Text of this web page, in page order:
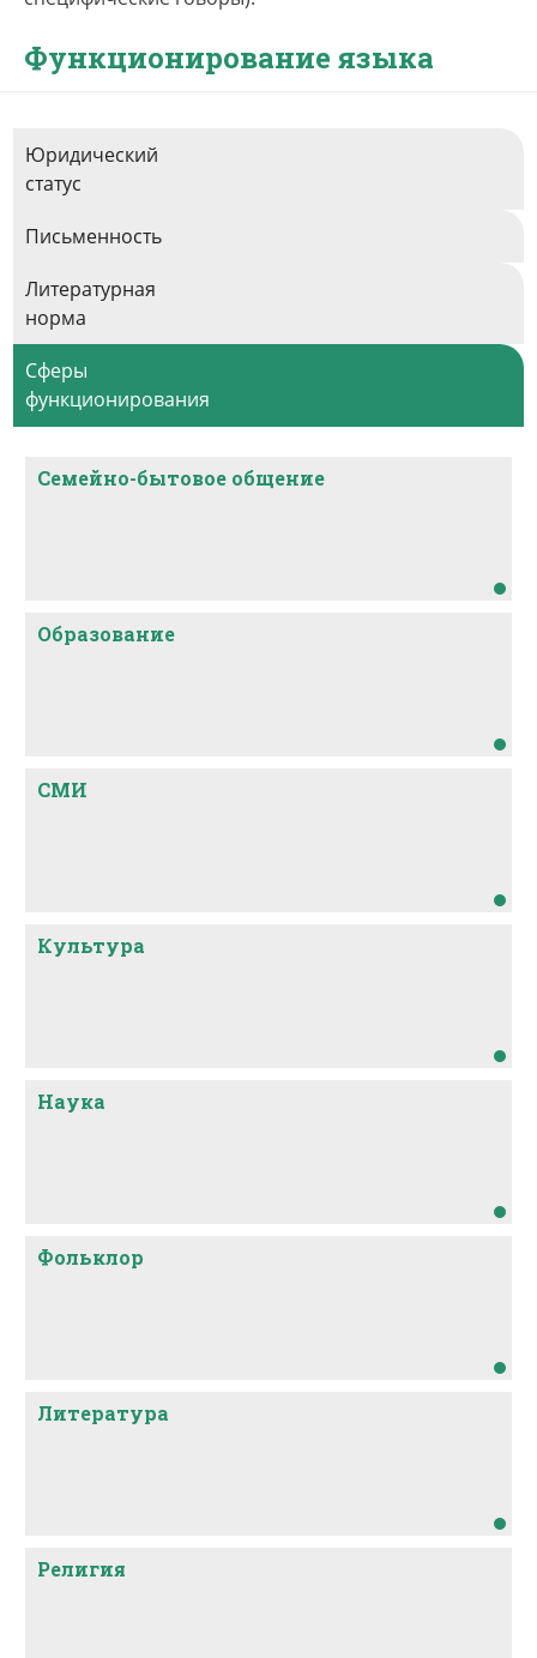
Функционирование языка
Юридический
статус
Письменность
Литературная
норма
Сферы
функционирования
Семейно-бытовое общение
Образование
СМИ
Культура
Наука
Фольклор
Литература
Религия